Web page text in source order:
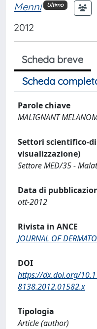
Menni
Ultimo
2012
Scheda breve
Scheda
Parole chiave
MALIGNANT
Settori scientifico-
visualizzazione)
Settore MED/35 -
Data di
ott-2012
Rivista in ANCE
JOURNAL OF
DOI
https://dx.doi.org/
8138.2012.01582.x
Tipologia
Article (author)